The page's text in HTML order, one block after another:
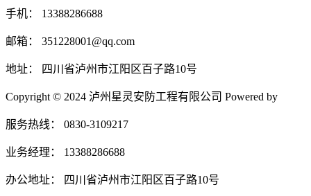
手机： 13388286688
邮箱： 351228001@qq.com
地址： 四川省泸州市江阳区百子路10号
Copyright © 2024 泸州星灵安防工程有限公司 Powered by
服务热线： 0830-3109217
业务经理： 13388286688
办公地址： 四川省泸州市江阳区百子路10号